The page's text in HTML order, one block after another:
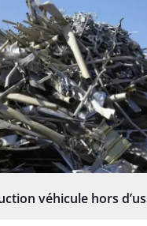
véhicule hors